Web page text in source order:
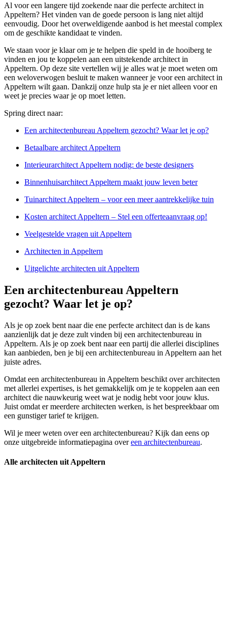
Al voor een langere tijd zoekende naar die perfecte architect in
Appeltern? Het vinden van de goede persoon is lang niet altijd
eenvoudig. Door het overweldigende aanbod is het meestal complex
om de geschikte kandidaat te vinden.
We staan voor je klaar om je te helpen die speld in de hooiberg te
vinden en jou te koppelen aan een uitstekende architect in
Appeltern. Op deze site vertellen wij je alles wat je moet weten om
een weloverwogen besluit te maken wanneer je voor een architect in
Appeltern wilt gaan. Dankzij onze hulp sta je er niet alleen voor en
weet je precies waar je op moet letten.
Spring direct naar:
Een architectenbureau Appeltern gezocht? Waar let je op?
Betaalbare architect Appeltern
Interieurarchitect Appeltern nodig: de beste designers
Binnenhuisarchitect Appeltern maakt jouw leven beter
Tuinarchitect Appeltern – voor een meer aantrekkelijke tuin
Kosten architect Appeltern – Stel een offerteaanvraag op!
Veelgestelde vragen uit Appeltern
Architecten in Appeltern
Uitgelichte architecten uit Appeltern
Een architectenbureau Appeltern
gezocht? Waar let je op?
Als je op zoek bent naar die ene perfecte architect dan is de kans
aanzienlijk dat je deze zult vinden bij een architectenbureau in
Appeltern. Als je op zoek bent naar een partij die allerlei disciplines
kan aanbieden, ben je bij een architectenbureau in Appeltern aan het
juiste adres.
Omdat een architectenbureau in Appeltern beschikt over architecten
met allerlei expertises, is het gemakkelijk om je te koppelen aan een
architect die nauwkeurig weet wat je nodig hebt voor jouw klus.
Juist omdat er meerdere architecten werken, is het bespreekbaar om
een gunstiger tarief te krijgen.
Wil je meer weten over een architectenbureau? Kijk dan eens op
onze uitgebreide informatiepagina overeen architectenbureau.
Alle architecten uit Appeltern